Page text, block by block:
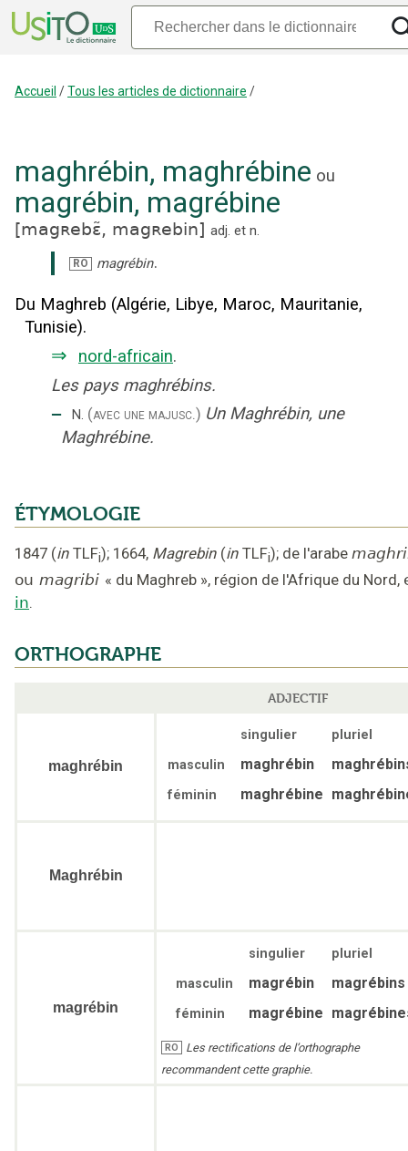
Accueil /Tous les articles de dictionnaire /
maghrébin, maghrébine ou
magrébin, magrébine
[magʀebɛ̃, magʀebin] adj. et n.
RO magrébin.
Du Maghreb (Algérie, Libye, Maroc, Mauritanie,
Tunisie).
⇒ nord-africain.
Les pays maghrébins.
‒ N. (avec une majusc.) Un Maghrébin, une
Maghrébine.
ÉTYMOLOGIE
1847 (in TLFi); 1664, Magrebin (in TLFi); de l'arabe
ou magribi « du Maghreb », région de l'Afrique du Nord,
in.
ORTHOGRAPHE
ADJECTIF
maghrébin
singulier
pluriel
masculin
maghrébin
féminin maghrébine
Maghrébin
magrébin
singulier
pluriel
masculin
magrébin magrébins
féminin magrébine
RO
Les rectifications de l’orthographe
recommandent cette graphie.